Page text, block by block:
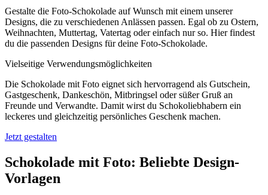
Gestalte die Foto-Schokolade auf Wunsch mit einem unserer
Designs, die zu verschiedenen Anlässen passen. Egal ob zu Ostern,
Weihnachten, Muttertag, Vatertag oder einfach nur so. Hier findest
du die passenden Designs für deine Foto-Schokolade.
Vielseitige Verwendungsmöglichkeiten
Die Schokolade mit Foto eignet sich hervorragend als Gutschein,
Gastgeschenk, Dankeschön, Mitbringsel oder süßer Gruß an
Freunde und Verwandte. Damit wirst du Schokoliebhabern ein
leckeres und gleichzeitig persönliches Geschenk machen.
Jetzt gestalten
Schokolade mit Foto: Beliebte Design-
Vorlagen